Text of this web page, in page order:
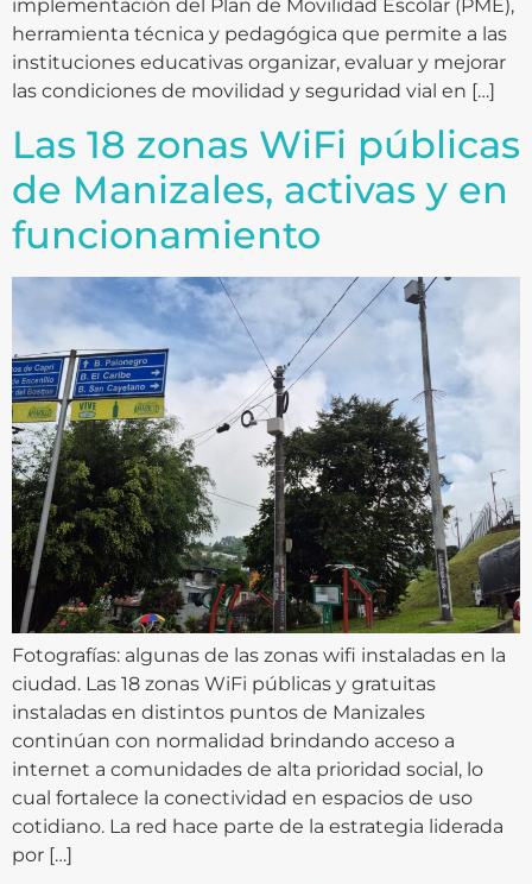
implementación del Plan de Movilidad Escolar (PME),
herramienta técnica y pedagógica que permite a las
instituciones educativas organizar, evaluar y mejorar
las condiciones de movilidad y seguridad vial en […]
Las 18 zonas WiFi públicas
de Manizales, activas y en
funcionamiento
Fotografías: algunas de las zonas wifi instaladas en la
ciudad. Las 18 zonas WiFi públicas y gratuitas
instaladas en distintos puntos de Manizales
continúan con normalidad brindando acceso a
internet a comunidades de alta prioridad social, lo
cual fortalece la conectividad en espacios de uso
cotidiano. La red hace parte de la estrategia liderada
por […]